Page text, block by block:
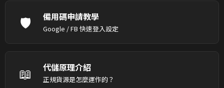
🛡️ 備用碼申請教學
Google / FB 快速登入設定
📖 代儲原理介紹
正規貨源是怎麼運作的？